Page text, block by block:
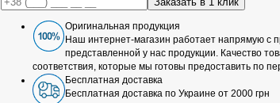
Оригинальная продукция
Наш интернет-магазин работает напрямую с
представленной у нас продукции. Качество
соответствия, которые мы готовы предоставить по
Бесплатная доставка
Бесплатная доставка по Украине от 2000 грн